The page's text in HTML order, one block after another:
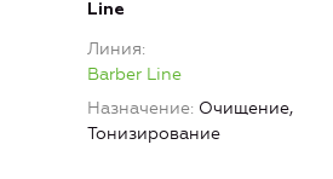
Line
Линия
Barber Line
Назначение Очищение,
Тонизирование